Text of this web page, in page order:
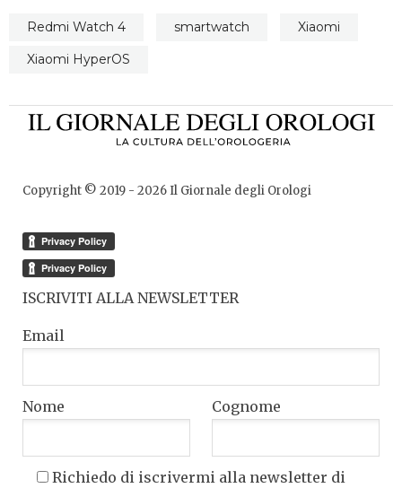
Redmi Watch 4 smartwatch
Xiaomi
Xiaomi HyperOS
Copyright © 2019 - 2026Il Giornale degli Orologi
ISCRIVITI ALLA NEWSLETTER
Email
Nome Cognome
Richiedo di iscrivermi alla newsletter di